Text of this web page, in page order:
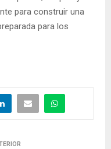
para construir una
para los